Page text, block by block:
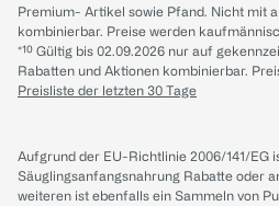
Premium- Artikel sowie Pfand. Nicht mit
kombinierbar. Preise werden
*¹⁰ Gültig bis 02.09.2026 nur auf
Rabatten und Aktionen kombinierbar.
Preisliste der letzten 30 Tage
Aufgrund der EU-Richtlinie 2006/141/EG
Säuglingsanfangsnahrung Rabatte oder
weiteren ist ebenfalls ein Sammeln von